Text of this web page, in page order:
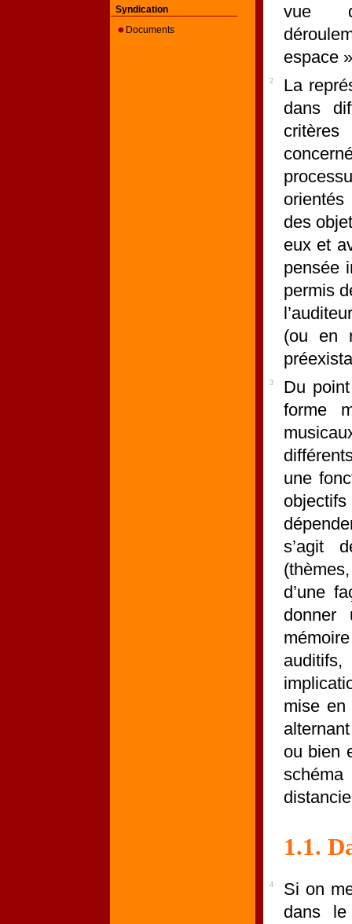
vue
espace
2
La
dans
des
eux et
pensée
permis
(ou en
3
Du
forme
une
s’agit
d’une
donner
mise
ou bien
1.1.
4
Si on
dans
Syndication
Documents